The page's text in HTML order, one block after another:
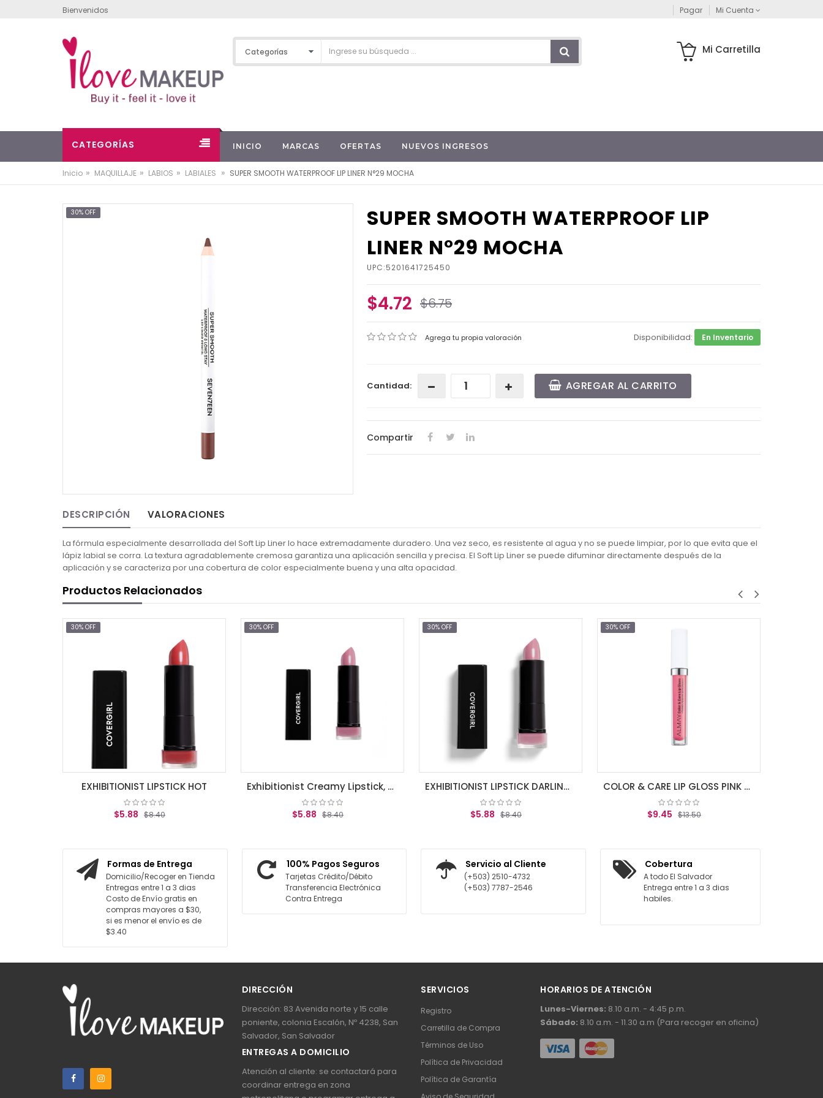
Bienvenidos Pagar Mi Cuenta
Mi Carretilla
CATEGORÍAS INICIO MARCAS OFERTAS NUEVOS INGRESOS
Inicio » MAQUILLAJE » LABIOS » LABIALES » SUPER SMOOTH WATERPROOF LIP LINER N°29 MOCHA
30% OFF
SUPER SMOOTH WATERPROOF LIP
LINER N°29 MOCHA
UPC:5201641725450
$4.72 $6.75
Agrega tu propia valoración Disponibilidad: En Inventario
Cantidad: AGREGAR AL CARRITO
Compartir
DESCRIPCIÓN VALORACIONES
La fórmula especialmente desarrollada del Soft Lip Liner lo hace extremadamente duradero. Una vez seco, es resistente al agua y no se puede limpiar, por lo que evita que el
lápiz labial se corra. La textura agradablemente cremosa garantiza una aplicación sencilla y precisa. El Soft Lip Liner se puede difuminar directamente después de la
aplicación y se caracteriza por una cobertura de color especialmente buena y una alta opacidad.
Productos Relacionados
30% OFF
EXHIBITIONIST LIPSTICK HOT
$5.88 $8.40
30% OFF
Exhibitionist Creamy Lipstick, Romance Mauve .12 oz (3.5 g)
$5.88 $8.40
30% OFF
EXHIBITIONIST LIPSTICK DARLING KISS
$5.88 $8.40
30% OFF
COLOR & CARE LIP GLOSS PINK TWILIGHT
$9.45 $13.50
Formas de Entrega
Domicilio/Recoger en Tienda
Entregas entre 1 a 3 dias
Costo de Envío gratis en
compras mayores a $30,
si es menor el envío es de
$3.40
100% Pagos Seguros
Tarjetas Crédito/Débito
Transferencia Electrónica
Contra Entrega
Servicio al Cliente
(+503) 2510-4732
(+503) 7787-2546
Cobertura
A todo El Salvador
Entrega entre 1 a 3 dias
habiles.
DIRECCIÓN
Dirección: 83 Avenida norte y 15 calle
poniente, colonia Escalón, Nº 4238, San
Salvador, San Salvador
ENTREGAS A DOMICILIO
Atención al cliente: se contactará para
coordinar entrega en zona
SERVICIOS
Registro
Carretilla de Compra
Términos de Uso
Política de Privacidad
Política de Garantía
HORARIOS DE ATENCIÓN
Lunes-Viernes: 8.10 a.m. - 4:45 p.m.
Sábado: 8.10 a.m. - 11.30 a.m (Para recoger en oficina)